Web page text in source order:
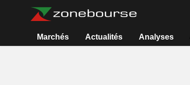
Marchés Actualités Analyses